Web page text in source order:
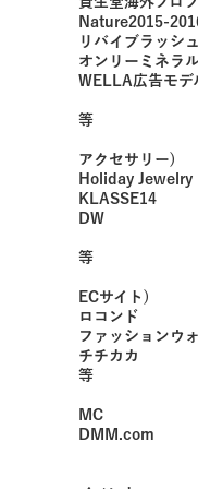
Nature2015-
リバイブラッシ
オンリーミネラ
WELLA広告モデ
等
アクセサリー)
Holiday Jewelry
KLASSE14
DW
等
ECサイト)
ロコンド
ファッションウ
チチカカ
等
MC
DMM.com